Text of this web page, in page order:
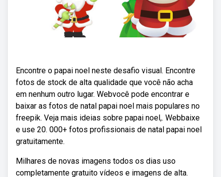
Encontre o papai noel neste desafio visual. Encontre
fotos de stock de alta qualidade que você não acha
em nenhum outro lugar. Webvocê pode encontrar e
baixar as fotos de natal papai noel mais populares no
freepik. Veja mais ideias sobre papai noel,. Webbaixe
e use 20. 000+ fotos profissionais de natal papai noel
gratuitamente.
Milhares de novas imagens todos os dias uso
completamente gratuito vídeos e imagens de alta.